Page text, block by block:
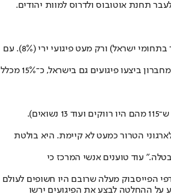
תחנת אוטובוס ולדרוס למוות יהודים.
סוג הפיגועים: רובם הגדול של הפיגועים היו פיגועי דקירה באמצעות סכינים וחפצים חדים (כ־80%, שיעור דומה לזה שבתחומי ישראל). מקצתם פיגועי דריסה (כ־12%, גבוה מאשר בתחומי ישראל) ורק מעט פיגועי ירי (8%). עם
מוצא המחבלים: כאמור, ביו"ש בולט מספרם של המחבלים שמוצאם מאזור חברון (60%), ובתחומי ישראל בולט שיעור המחבלים שמוצאם במזרח ירושלים (75%). עם זאת, תושבים מחברון ביצעו פיגועים גם בישראל, כ־15% מכלל
הטרור כמעט לא קיימת. היא בולטת
עוד טוענים אנשי המרכז כי
הפייסבוק מעלה שרובם היו חשופים לעולם
על ההחלטה לבצע את הפיגועים ירשו